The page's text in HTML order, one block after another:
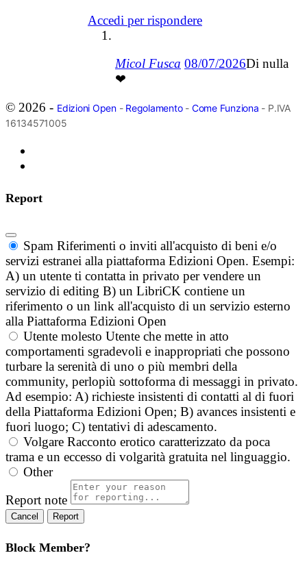
Accedi per rispondere
Micol Fusca 08/07/2026Di nulla
❤
© 2026 - Edizioni Open- Regolamento- Come Funziona - P.IVA
16134571005
Report
Spam Riferimenti o inviti all'acquisto di beni e/o
servizi estranei alla piattaforma Edizioni Open. Esempi:
A) un utente ti contatta in privato per vendere un
servizio di editing B) un LibriCK contiene un
riferimento o un link all'acquisto di un servizio esterno
alla Piattaforma Edizioni Open
Utente molesto Utente che mette in atto
comportamenti sgradevoli e inappropriati che possono
turbare la serenità di uno o più membri della
community, perlopiù sottoforma di messaggi in privato.
Ad esempio: A) richieste insistenti di contatti al di fuori
della Piattaforma Edizioni Open; B) avances insistenti e
fuori luogo; C) tentativi di adescamento.
Volgare Racconto erotico caratterizzato da poca
trama e un eccesso di volgarità gratuita nel linguaggio.
Other
Report note
Report
Block Member?